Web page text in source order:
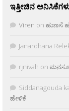
ಇತ್ತೀಚಿನ
Viren on ಹುಣಸೆ
Janardhana
rjnivah on
Siddanagouda
ಹೇಳಿಕೆ